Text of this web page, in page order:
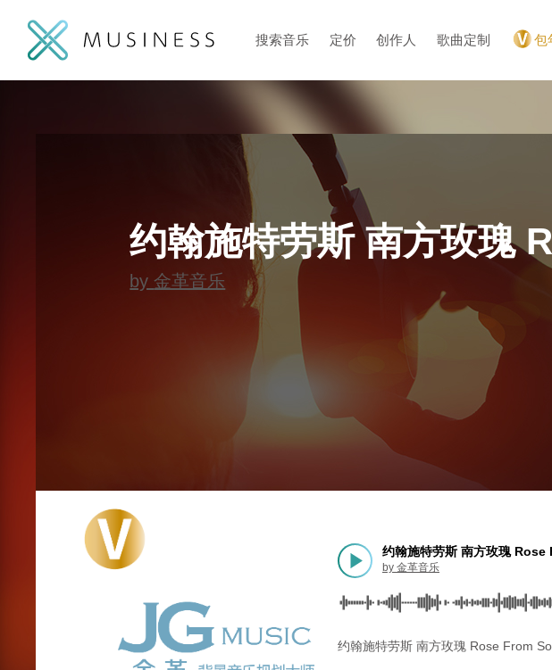
搜索音乐 定价 创作人 歌曲定制 包
约翰施特劳斯 南方玫瑰
by金革音乐
约翰施特劳斯 南方玫瑰
by 金革音乐
约翰施特劳斯 南方玫瑰 Rose From